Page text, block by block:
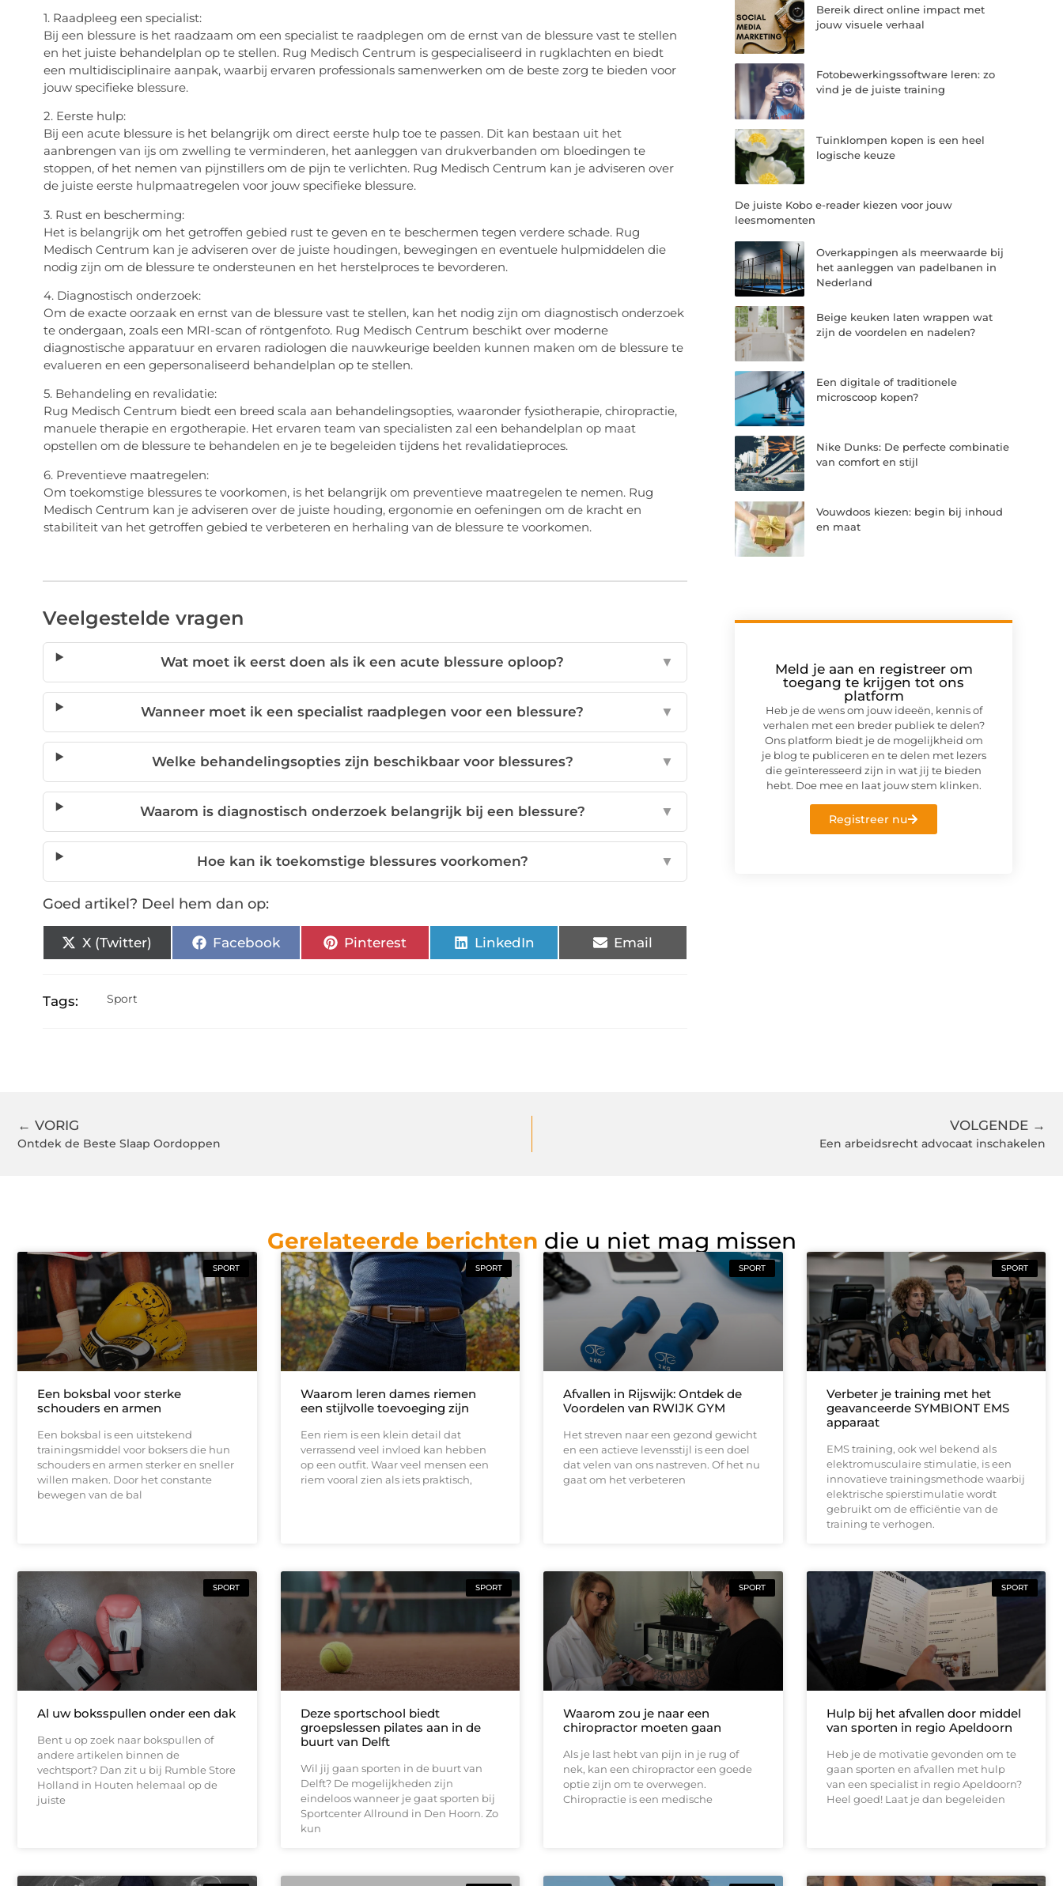
1. Raadpleeg een specialist:
Bij een blessure is het raadzaam om een specialist te raadplegen om de ernst van de blessure vast te stellen
en het juiste behandelplan op te stellen. Rug Medisch Centrum is gespecialiseerd in rugklachten en biedt
een multidisciplinaire aanpak, waarbij ervaren professionals samenwerken om de beste zorg te bieden voor
jouw specifieke blessure.
2. Eerste hulp:
Bij een acute blessure is het belangrijk om direct eerste hulp toe te passen. Dit kan bestaan uit het
aanbrengen van ijs om zwelling te verminderen, het aanleggen van drukverbanden om bloedingen te
stoppen, of het nemen van pijnstillers om de pijn te verlichten. Rug Medisch Centrum kan je adviseren over
de juiste eerste hulpmaatregelen voor jouw specifieke blessure.
3. Rust en bescherming:
Het is belangrijk om het getroffen gebied rust te geven en te beschermen tegen verdere schade. Rug
Medisch Centrum kan je adviseren over de juiste houdingen, bewegingen en eventuele hulpmiddelen die
nodig zijn om de blessure te ondersteunen en het herstelproces te bevorderen.
4. Diagnostisch onderzoek:
Om de exacte oorzaak en ernst van de blessure vast te stellen, kan het nodig zijn om diagnostisch onderzoek
te ondergaan, zoals een MRI-scan of röntgenfoto. Rug Medisch Centrum beschikt over moderne
diagnostische apparatuur en ervaren radiologen die nauwkeurige beelden kunnen maken om de blessure te
evalueren en een gepersonaliseerd behandelplan op te stellen.
5. Behandeling en revalidatie:
Rug Medisch Centrum biedt een breed scala aan behandelingsopties, waaronder fysiotherapie, chiropractie,
manuele therapie en ergotherapie. Het ervaren team van specialisten zal een behandelplan op maat
opstellen om de blessure te behandelen en je te begeleiden tijdens het revalidatieproces.
6. Preventieve maatregelen:
Om toekomstige blessures te voorkomen, is het belangrijk om preventieve maatregelen te nemen. Rug
Medisch Centrum kan je adviseren over de juiste houding, ergonomie en oefeningen om de kracht en
stabiliteit van het getroffen gebied te verbeteren en herhaling van de blessure te voorkomen.
Veelgestelde vragen
Wat moet ik eerst doen als ik een acute blessure oploop? ▼
Wanneer moet ik een specialist raadplegen voor een blessure? ▼
Welke behandelingsopties zijn beschikbaar voor blessures? ▼
Waarom is diagnostisch onderzoek belangrijk bij een blessure? ▼
Hoe kan ik toekomstige blessures voorkomen? ▼
Goed artikel? Deel hem dan op:
X (Twitter) Facebook Pinterest LinkedIn Email
Tags: Sport
Bereik direct online impact met
jouw visuele verhaal
Fotobewerkingssoftware leren: zo
vind je de juiste training
Tuinklompen kopen is een heel
logische keuze
De juiste Kobo e-reader kiezen voor jouw
leesmomenten
Overkappingen als meerwaarde bij
het aanleggen van padelbanen in
Nederland
Beige keuken laten wrappen wat
zijn de voordelen en nadelen?
Een digitale of traditionele
microscoop kopen?
Nike Dunks: De perfecte combinatie
van comfort en stijl
Vouwdoos kiezen: begin bij inhoud
en maat
Meld je aan en registreer om
toegang te krijgen tot ons
platform
Heb je de wens om jouw ideeën, kennis of
verhalen met een breder publiek te delen?
Ons platform biedt je de mogelijkheid om
je blog te publiceren en te delen met lezers
die geïnteresseerd zijn in wat jij te bieden
hebt. Doe mee en laat jouw stem klinken.
Registreer nu
← VORIG
Ontdek de Beste Slaap Oordoppen
VOLGENDE →
Een arbeidsrecht advocaat inschakelen
Gerelateerde berichten die u niet mag missen
SPORT
Een boksbal voor sterke
schouders en armen
Een boksbal is een uitstekend
trainingsmiddel voor boksers die hun
schouders en armen sterker en sneller
willen maken. Door het constante
bewegen van de bal
SPORT
Waarom leren dames riemen
een stijlvolle toevoeging zijn
Een riem is een klein detail dat
verrassend veel invloed kan hebben
op een outfit. Waar veel mensen een
riem vooral zien als iets praktisch,
SPORT
Afvallen in Rijswijk: Ontdek de
Voordelen van RWIJK GYM
Het streven naar een gezond gewicht
en een actieve levensstijl is een doel
dat velen van ons nastreven. Of het nu
gaat om het verbeteren
SPORT
Verbeter je training met het
geavanceerde SYMBIONT EMS
apparaat
EMS training, ook wel bekend als
elektromusculaire stimulatie, is een
innovatieve trainingsmethode waarbij
elektrische spierstimulatie wordt
gebruikt om de efficiëntie van de
training te verhogen.
SPORT
Al uw boksspullen onder een dak
Bent u op zoek naar bokspullen of
andere artikelen binnen de
vechtsport? Dan zit u bij Rumble Store
Holland in Houten helemaal op de
juiste
SPORT
Deze sportschool biedt
groepslessen pilates aan in de
buurt van Delft
Wil jij gaan sporten in de buurt van
Delft? De mogelijkheden zijn
eindeloos wanneer je gaat sporten bij
Sportcenter Allround in Den Hoorn. Zo
kun
SPORT
Waarom zou je naar een
chiropractor moeten gaan
Als je last hebt van pijn in je rug of
nek, kan een chiropractor een goede
optie zijn om te overwegen.
Chiropractie is een medische
SPORT
Hulp bij het afvallen door middel
van sporten in regio Apeldoorn
Heb je de motivatie gevonden om te
gaan sporten en afvallen met hulp
van een specialist in regio Apeldoorn?
Heel goed! Laat je dan begeleiden